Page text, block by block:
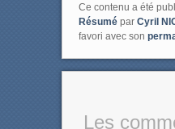
Ce contenu a été
Résumépar Cyril
favori avec son
Les